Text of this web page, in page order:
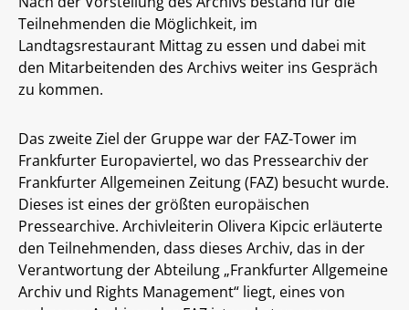
Teilnehmenden die Möglichkeit, im
Landtagsrestaurant Mittag zu essen und dabei mit
den Mitarbeitenden des Archivs weiter ins Gespräch
zu kommen.
Das zweite Ziel der Gruppe war der FAZ-Tower im
Frankfurter Europaviertel, wo das Pressearchiv der
Frankfurter Allgemeinen Zeitung (FAZ) besucht wurde.
Dieses ist eines der größten europäischen
Pressearchive. Archivleiterin Olivera Kipcic erläuterte
den Teilnehmenden, dass dieses Archiv, das in der
Verantwortung der Abteilung „Frankfurter Allgemeine
Archiv und Rights Management“ liegt, eines von